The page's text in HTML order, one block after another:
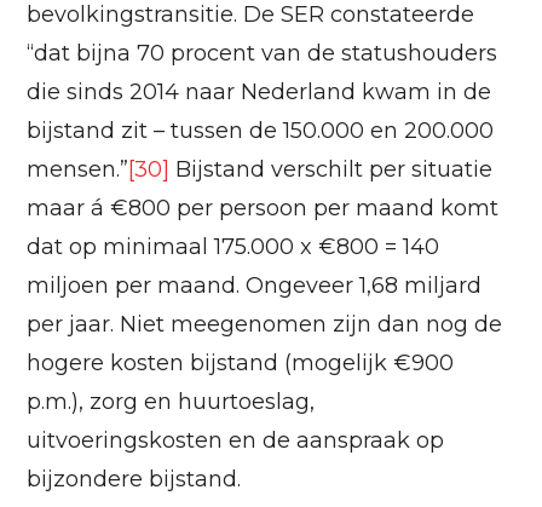
bevolkingstransitie. De SER constateerde
“dat bijna 70 procent van de statushouders
die sinds 2014 naar Nederland kwam in de
bijstand zit – tussen de 150.000 en 200.000
mensen.”[30] Bijstand verschilt per situatie
maar á €800 per persoon per maand komt
dat op minimaal 175.000 x €800 = 140
miljoen per maand. Ongeveer 1,68 miljard
per jaar. Niet meegenomen zijn dan nog de
hogere kosten bijstand (mogelijk €900
p.m.), zorg en huurtoeslag,
uitvoeringskosten en de aanspraak op
bijzondere bijstand.